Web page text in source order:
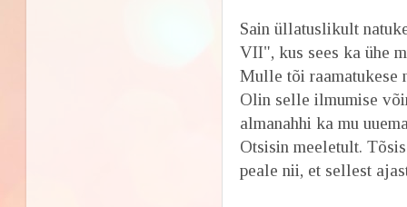
Sain üllatuslikult
VII", kus sees ka ühe
Mulle tõi raamatukese
Olin selle ilmumise
almanahhi ka mu
Otsisin meeletult.
peale nii, et sellest